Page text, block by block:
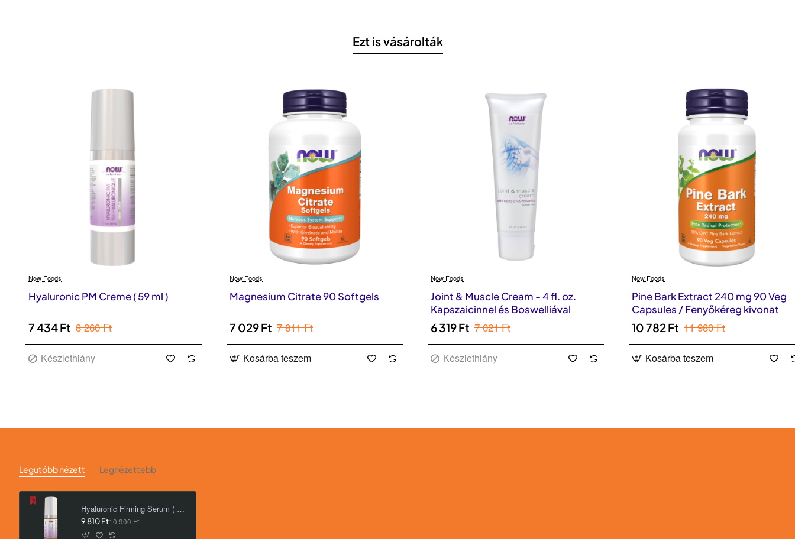
Ezt is vásárolták
Készlethiány
Now Foods
Hyaluronic PM Creme ( 59 ml )
7 434 Ft 8 260 Ft
Készlethiány
Now Foods
Magnesium Citrate 90 Softgels
7 029 Ft 7 811 Ft
Kosárba teszem
Készlethiány
Now Foods
Joint & Muscle Cream - 4 fl. oz.
Kapszaicinnel és Boswelliával
6 319 Ft 7 021 Ft
Készlethiány
Now Foods
Pine Bark Extract 240 mg 90 Veg
Capsules / Fenyőkéreg kivonat
10 782 Ft 11 980 Ft
Kosárba teszem
Legutóbb nézett Legnézettebb
Hyaluronic Firming Serum ( 30 ml )
9 810 Ft10 900 Ft